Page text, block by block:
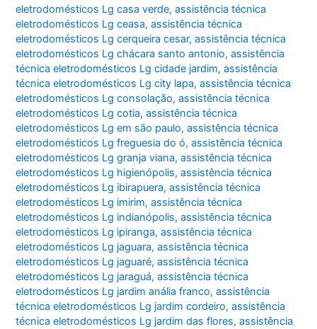
eletrodomésticos Lg casa verde,assistência técnica
eletrodomésticos Lg ceasa,assistência técnica
eletrodomésticos Lg cerqueira cesar,assistência técnica
eletrodomésticos Lg chácara santo antonio,assistência
técnica eletrodomésticos Lg cidade jardim,assistência
técnica eletrodomésticos Lg city lapa,assistência técnica
eletrodomésticos Lg consolação,assistência técnica
eletrodomésticos Lg cotia,assistência técnica
eletrodomésticos Lg em são paulo,assistência técnica
eletrodomésticos Lg freguesia do ó,assistência técnica
eletrodomésticos Lg granja viana,assistência técnica
eletrodomésticos Lg higienópolis,assistência técnica
eletrodomésticos Lg ibirapuera,assistência técnica
eletrodomésticos Lg imirim,assistência técnica
eletrodomésticos Lg indianópolis,assistência técnica
eletrodomésticos Lg ipiranga,assistência técnica
eletrodomésticos Lg jaguara,assistência técnica
eletrodomésticos Lg jaguaré,assistência técnica
eletrodomésticos Lg jaraguá,assistência técnica
eletrodomésticos Lg jardim anália franco,assistência
técnica eletrodomésticos Lg jardim cordeiro,assistência
técnica eletrodomésticos Lg jardim das flores,assistência